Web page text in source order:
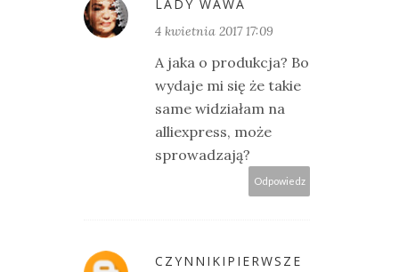
LADY WAWA
4 kwietnia 2017 17:09
A jaka o produkcja? Bo
wydaje mi się że takie
same widziałam na
alliexpress, może
sprowadzają?
Odpowiedz
CZYNNIKIPIERWSZE